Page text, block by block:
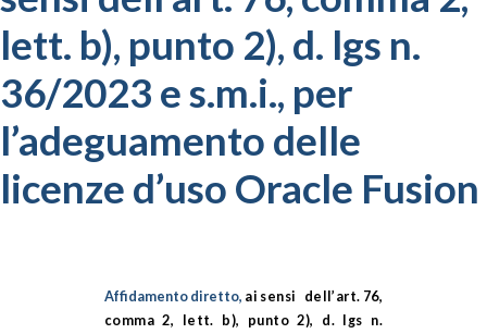
lett. b), punto 2), d. lgs n.
36/2023 e s.m.i., per
l’adeguamento delle
licenze d’uso Oracle Fusion
Affidamento diretto, ai sensi
dell’art. 76,
comma 2, lett. b), punto 2), d. lgs n.